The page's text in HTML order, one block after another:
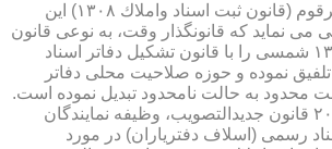
نحوه نگارش قانون مرقوم (قانون ثبت اسناد واملاك ۱۳۰۸) این
می نماید كه قانونگذار وقت، به نوعی قانون
ثبت اسناد مصوب ۱۳۰۲ شمسی را با قانون تشكیل دفاتر اسناد
رسمی مصوب ۱۳۰۷ تلفیق نموده و حوزه صلاحیت محلی دفاتر
محدود به حالت نامحدود تبدیل نموده است.
مضافاً مطابق ماده ۲۰۳ قانون جدیدالتصویب، وظیفه نمایندگان
رسمی (اسلاف دفتریاران) در مورد